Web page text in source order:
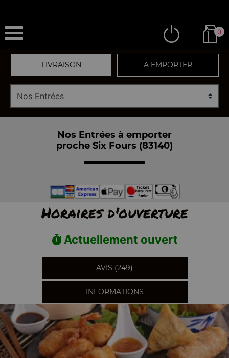
0
LIVRAISON A EMPORTER
Nos Entrées à emporter
proche Six Fours (83140)
Horaires d'ouverture
Actuellement ouvert
AVIS (249)
INFORMATIONS